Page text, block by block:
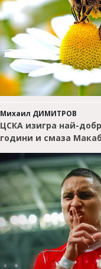
Михаил ДИМИТРОВ
ЦСКА изигра най-
години и смаза